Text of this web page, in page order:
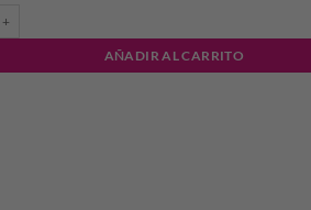
era:
es:
EFFACLAR DUO+M UNIFIANT LIGHT X 40ML
AÑADIR AL CARRITO